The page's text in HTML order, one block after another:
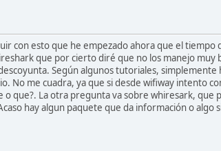
con esto que he empezado ahora que el
que por cierto diré que no los manejo
Según algunos tutoriales,
No me cuadra, ya que si desde wifiway intento
que?. La otra pregunta va sobre whiresark, que
hay algun paquete que da información o algo